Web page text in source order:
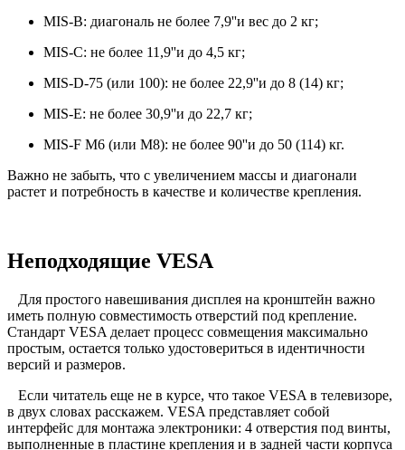
MIS-B: диагональ не более 7,9''и вес до 2 кг;
MIS-С: не более 11,9''и до 4,5 кг;
MIS-D-75 (или 100): не более 22,9''и до 8 (14) кг;
MIS-Е: не более 30,9''и до 22,7 кг;
MIS-F M6 (или М8): не более 90''и до 50 (114) кг.
Важно не забыть, что с увеличением массы и диагонали
растет и потребность в качестве и количестве крепления.
Неподходящие VESA
Для простого навешивания дисплея на кронштейн важно
иметь полную совместимость отверстий под крепление.
Стандарт VESA делает процесс совмещения максимально
простым, остается только удостовериться в идентичности
версий и размеров.
Если читатель еще не в курсе, что такое VESA в телевизоре,
в двух словах расскажем. VESA представляет собой
интерфейс для монтажа электроники: 4 отверстия под винты,
выполненные в пластине крепления и в задней части корпуса